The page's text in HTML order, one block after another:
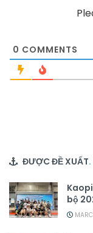
0 COMMENTS
ĐƯỢC ĐỀ XUẤT.
bộ